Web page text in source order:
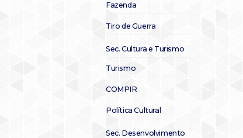
Fazenda
Tiro de Guerra
Sec. Cultura e Turismo
Turismo
COMPIR
Política Cultural
Sec. Desenvolvimento